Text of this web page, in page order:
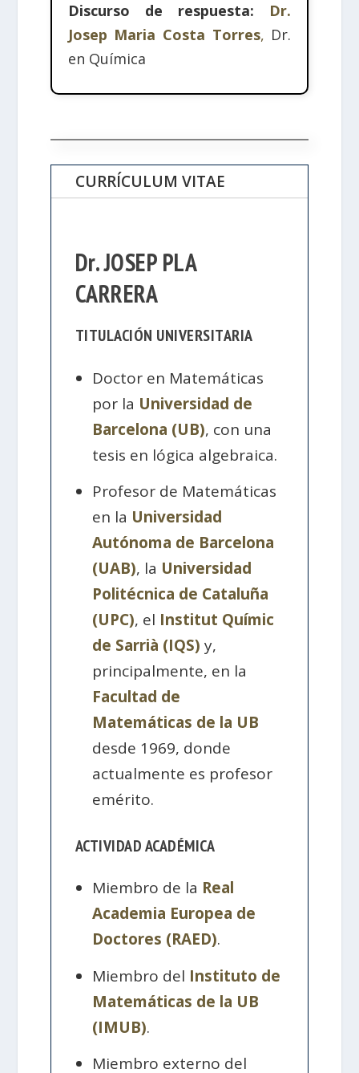
Discurso de respuesta:
Dr.
Josep Maria Costa Torres, Dr.
en Química
CURRÍCULUM VITAE
Dr. JOSEP PLA
CARRERA
TITULACIÓN UNIVERSITARIA
Doctor en Matemáticas
por la Universidad de
Barcelona (UB), con una
tesis en lógica algebraica.
Profesor de Matemáticas
en la Universidad
Autónoma de Barcelona
(UAB), la Universidad
Politécnica de Cataluña
(UPC), el Institut Químic
de Sarrià (IQS) y,
principalmente, en la
Facultad de
Matemáticas de la UB
desde 1969, donde
actualmente es profesor
emérito.
ACTIVIDAD ACADÉMICA
Miembro de la Real
Academia Europea de
Doctores (RAED).
Miembro del Instituto de
Matemáticas de la UB
(IMUB).
Miembro externo del